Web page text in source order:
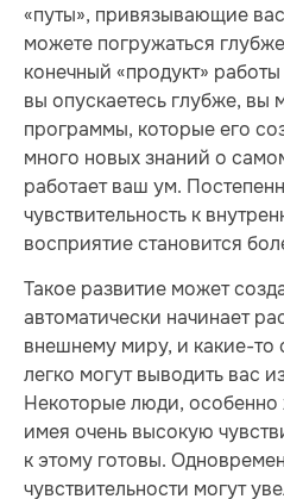
«путы», привязывающие
можете погружаться
конечный «продукт»
вы опускаетесь глубже, вы
программы, которые его
много новых знаний о
работает ваш ум.
чувствительность к
восприятие становится
Такое развитие может
автоматически начинает
внешнему миру, и какие-
легко могут выводить вас
Некоторые люди,
имея очень высокую
к этому готовы.
чувствительности могут